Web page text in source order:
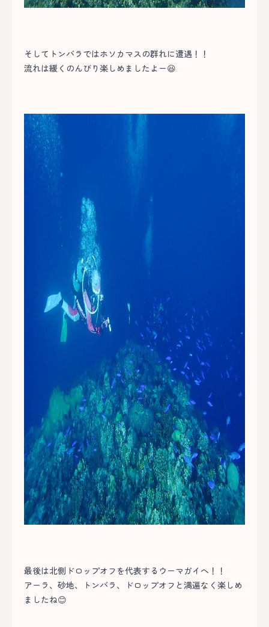
そしてトンバラではホソカマスの群れに遭遇！！
流れは緩くのんびり楽しめましたよー😆
最後は北側ドロップオフを代表するウーマガイへ！！
アーラ、砂地、トンバラ、ドロップオフと満遍なく楽しめ
ましたね😊